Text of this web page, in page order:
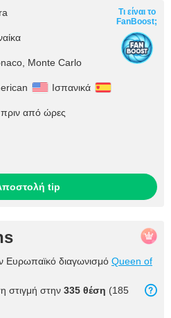
Monte Carlo
Ισπανικά
από ώρες
Τι είναι το
FanBoost;
tip
Ευρωπαϊκό διαγωνισμό Queen of
στιγμή στην 335 θέση (185